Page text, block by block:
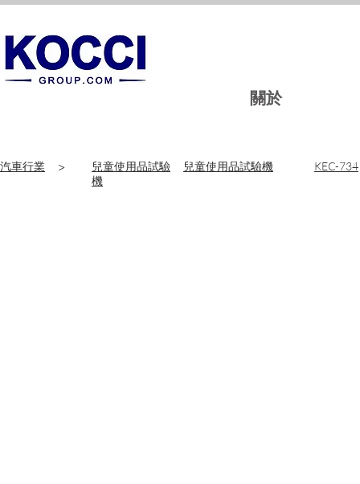
關於
汽車行業 >
兒童使用品試驗
機
兒童使用品試驗機 KEC-734